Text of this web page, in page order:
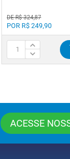
DE R$ 324,87
POR R$ 249,90
ACESSE